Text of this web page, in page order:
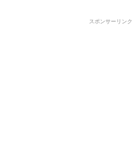
スポンサーリンク